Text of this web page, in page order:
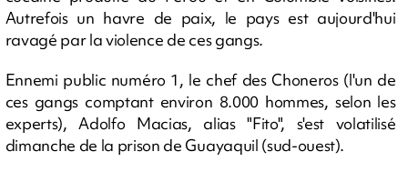
Autrefois un havre de paix, le pays est aujourd'hui
ravagé par la violence de ces gangs.
Ennemi public numéro 1, le chef des Choneros (l'un de
ces gangs comptant environ 8.000 hommes, selon les
experts), Adolfo Macias, alias "Fito", s'est volatilisé
dimanche de la prison de Guayaquil (sud-ouest).